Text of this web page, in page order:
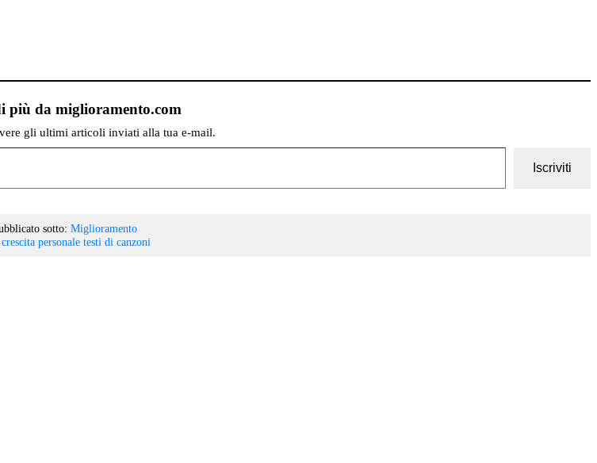
più da miglioramento.com
gli ultimi articoli inviati alla tua e-mail.
Iscriviti
sotto: Miglioramento
crescita personale testi di canzoni